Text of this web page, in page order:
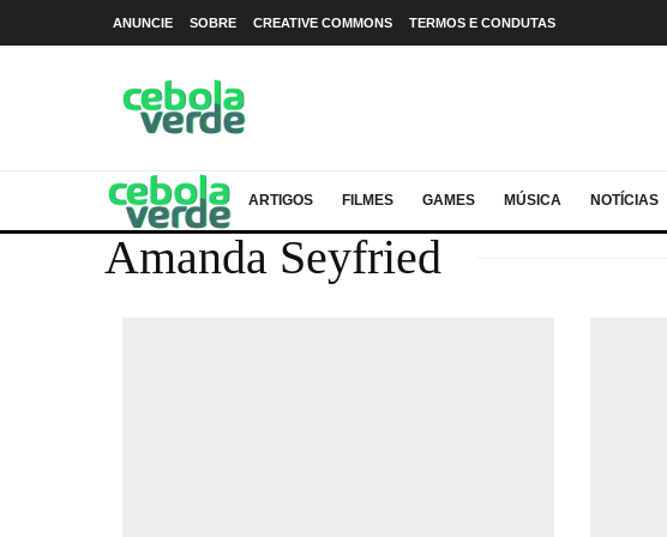
ANUNCIE SOBRE CREATIVE COMMONS TERMOS E CONDUTAS
ARTIGOS FILMES GAMES MÚSICA NOTÍCIAS
Amanda Seyfried